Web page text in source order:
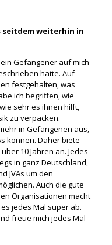
seitdem weiterhin in
Gefangener auf mich
hatte. Auf
festgehalten, was
ich begriffen, wie
sehr es ihnen hilft,
zu verpacken.
in Gefangenen aus,
können. Daher biete
10 Jahren an. Jedes
in ganz Deutschland,
JVAs um den
Auch die gute
Organisationen macht
jedes Mal super ab.
freue mich jedes Mal